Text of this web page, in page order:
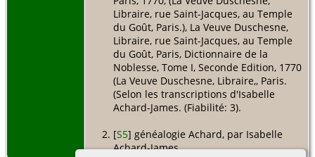
Libraire, rue Saint-Jacques, au Temple
du Goût, Paris.), La Veuve Duschesne,
Libraire, rue Saint-Jacques, au Temple
du Goût, Paris, Dictionnaire de la
Noblesse, Tome I, Seconde Edition, 1770
(La Veuve Duschesne, Libraire,, Paris.
(Selon les transcriptions d'Isabelle
Achard-James. (Fiabilité: 3).
[S5] généalogie Achard, par Isabelle
Achard-James.